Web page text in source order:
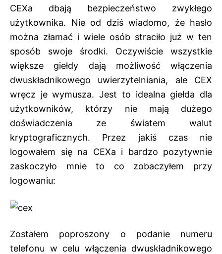
CEXa dbają bezpieczeństwo zwykłego
użytkownika. Nie od dziś wiadomo, że hasło
można złamać i wiele osób straciło już w ten
sposób swoje środki. Oczywiście wszystkie
większe giełdy dają możliwość włączenia
dwuskładnikowego uwierzytelniania, ale CEX
wręcz je wymusza. Jest to idealna giełda dla
użytkowników, którzy nie mają dużego
doświadczenia ze światem walut
kryptograficznych. Przez jakiś czas nie
logowałem się na CEXa i bardzo pozytywnie
zaskoczyło mnie to co zobaczyłem przy
logowaniu:
Zostałem poproszony o podanie numeru
telefonu w celu włączenia dwuskładnikowego